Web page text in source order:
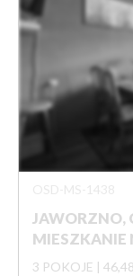
JAWORZNO,
MIESZKANIE
3 POKOJE